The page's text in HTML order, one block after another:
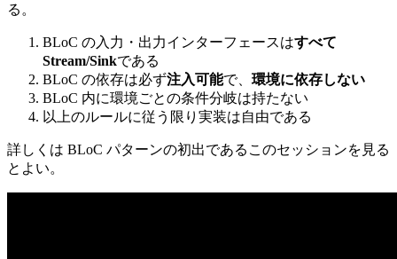
る。
BLoC の入力・出力インターフェースはすべて
Stream/Sinkである
BLoC の依存は必ず注入可能で、 環境に依存しない
BLoC 内に環境ごとの条件分岐は持たない
以上のルールに従う限り実装は自由である
詳しくは BLoC パターンの初出であるこのセッションを見る
とよい。